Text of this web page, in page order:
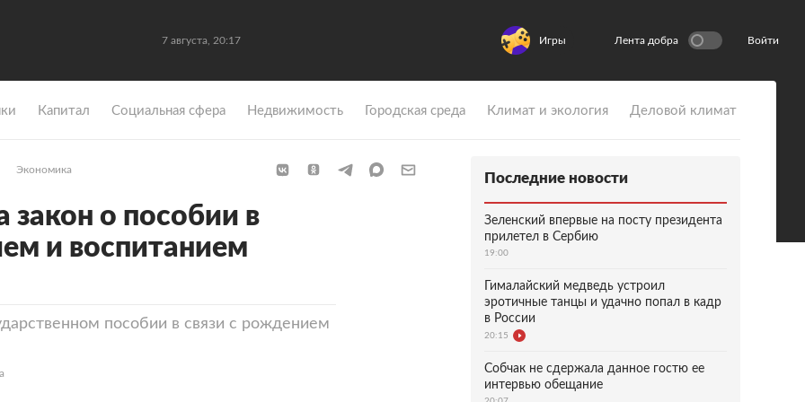
7 августа, 20:17 Игры Лента добра Войти
Капитал Социальная сфера Недвижимость Городская среда Климат и экология Деловой климат
Экономика
закон о пособии в
и воспитанием
пособии в связи с рождением
Последние новости
Зеленский впервые на посту президента
прилетел в Сербию
19:00
Гималайский медведь устроил
эротичные танцы и удачно попал в кадр
в России
20:15
Собчак не сдержала данное гостю ее
интервью обещание